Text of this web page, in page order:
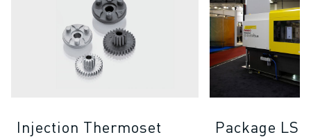
Injection Thermoset Package LSR